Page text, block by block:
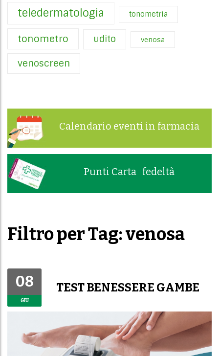
teledermatologia tonometria
tonometro udito venosa
venoscreen
Calendario eventi in farmacia
Punti Carta fedeltà
Filtro per Tag: venosa
08
GIU
TEST BENESSERE GAMBE